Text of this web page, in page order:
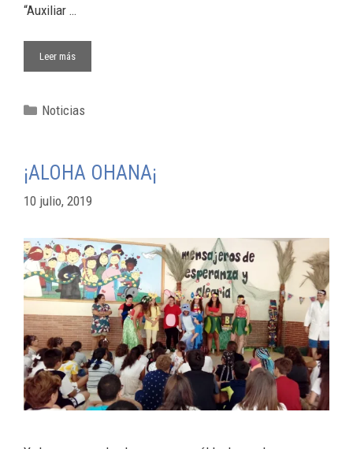
“Auxiliar …
Leer más
Noticias
¡ALOHA OHANA¡
10 julio, 2019